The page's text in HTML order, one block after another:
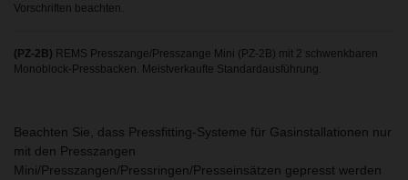
Vorschriften beachten.
(PZ-2B) REMS Presszange/Presszange Mini (PZ-2B) mit 2 schwenkbaren
Monoblock-Pressbacken. Meistverkaufte Standardausführung.
Beachten Sie, dass Pressfitting-Systeme für Gasinstallationen nur
mit den Presszangen
Mini/Presszangen/Pressringen/Presseinsätzen gepresst werden